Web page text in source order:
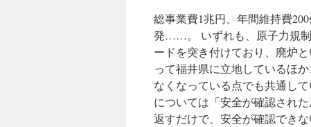
総事業費1兆円、年間維持費
発……。 いずれも、原子力規
ードを突き付けており、廃炉
って福井県に立地しているほ
なくなっている点でも共通し
については「安全が確認され
返すだけで、安全が確認でき